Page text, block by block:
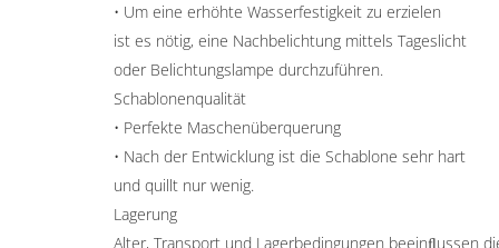
• Um eine erhöhte Wasserfestigkeit zu erzielen
ist es nötig, eine Nachbelichtung mittels Tageslicht
oder Belichtungslampe durchzuführen.
Schablonenqualität
• Perfekte Maschenüberquerung
• Nach der Entwicklung ist die Schablone sehr hart
und quillt nur wenig.
Lagerung
Alter, Transport und Lagerbedingungen beeinﬂussen